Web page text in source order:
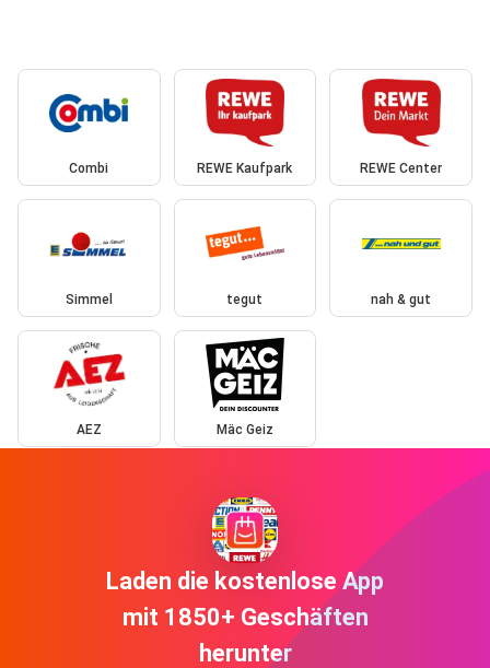
Combi REWE Kaufpark REWE Center
Simmel tegut nah & gut
AEZ Mäc Geiz
Laden die kostenlose App
mit 1850+ Geschäften
herunter